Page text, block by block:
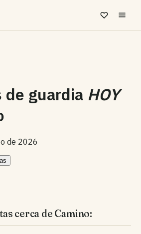
de guardia HOY
de 2026
cerca de Camino: